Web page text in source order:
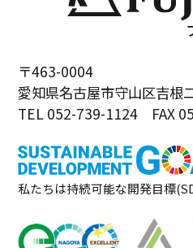
〒463-0004
愛知県名古屋市守山区吉根
TEL 052-739-1124 FAX
私たちは持続可能な開発目標